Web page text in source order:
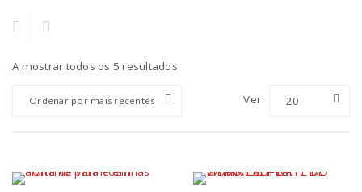
A mostrar todos os 5 resultados
Ordenar por mais recentes Ver 20